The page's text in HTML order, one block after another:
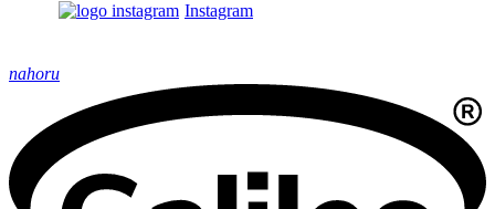
Instagram
nahoru